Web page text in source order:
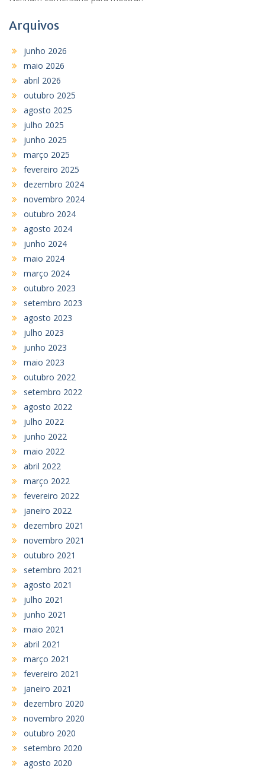
Arquivos
junho 2026
maio 2026
abril 2026
outubro 2025
agosto 2025
julho 2025
junho 2025
março 2025
fevereiro 2025
dezembro 2024
novembro 2024
outubro 2024
agosto 2024
junho 2024
maio 2024
março 2024
outubro 2023
setembro 2023
agosto 2023
julho 2023
junho 2023
maio 2023
outubro 2022
setembro 2022
agosto 2022
julho 2022
junho 2022
maio 2022
abril 2022
março 2022
fevereiro 2022
janeiro 2022
dezembro 2021
novembro 2021
outubro 2021
setembro 2021
agosto 2021
julho 2021
junho 2021
maio 2021
abril 2021
março 2021
fevereiro 2021
janeiro 2021
dezembro 2020
novembro 2020
outubro 2020
setembro 2020
agosto 2020